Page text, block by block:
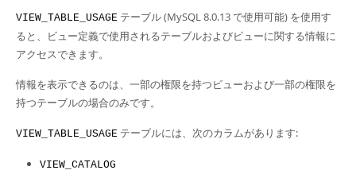
Downloads
Developer Zone
VIEW_TABLE_USAGE テーブル (MySQL 8.0.13 で使用可能) を使用す
ると、ビュー定義で使用されるテーブルおよびビューに関する情報に
アクセスできます。
情報を表示できるのは、一部の権限を持つビューおよび一部の権限を
持つテーブルの場合のみです。
VIEW_TABLE_USAGE テーブルには、次のカラムがあります:
VIEW_CATALOG